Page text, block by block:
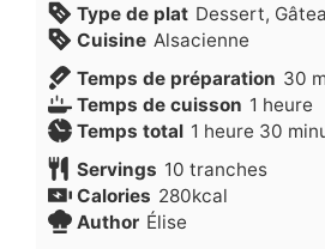
Type de plat Dessert,
Cuisine Alsacienne
Temps de préparation 30
Temps de cuisson 1 heure
heure
Temps total 1 heure
heure 30
Servings 10 tranches
Calories 280kcal
Author Élise